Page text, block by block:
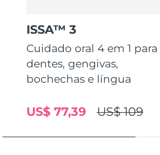
ISSA™ 3
Cuidado oral 4 em 1 para
dentes, gengivas,
bochechas e língua
US$ 109
US$ 77,39
Turquia
Emirados Árabes
Unidos
Reino Unido
Estados Unidos